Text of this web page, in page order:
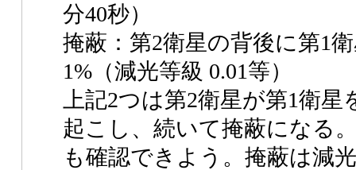
分40秒）
掩蔽：第2衛星の背後に第1
1%（減光等級 0.01等）
上記2つは第2衛星が第1衛
起こし、続いて掩蔽になる
も確認できよう。掩蔽は減